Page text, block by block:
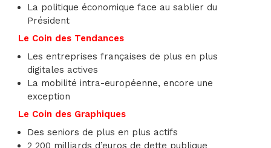
La politique économique face au sablier du
Président
Le Coin des Tendances
Les entreprises françaises de plus en plus
digitales actives
La mobilité intra-européenne, encore une
exception
Le Coin des Graphiques
Des seniors de plus en plus actifs
2 200 milliards d’euros de dette publique